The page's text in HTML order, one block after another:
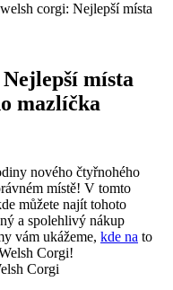
corgi: Nejlepší místa
místa
mazlíčka
nového čtyřnohého
místě! V tomto
můžete najít tohoto
a spolehlivý nákup
vám ukážeme, kde na to
Corgi!